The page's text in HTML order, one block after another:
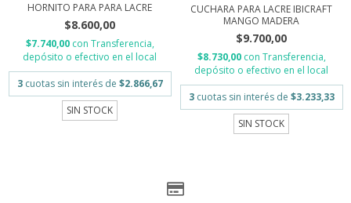
HORNITO PARA PARA LACRE
$8.600,00
$7.740,00 con Transferencia,
depósito o efectivo en el local
3 cuotas sin interés de $2.866,67
SIN STOCK
CUCHARA PARA LACRE IBICRAFT
MANGO MADERA
$9.700,00
$8.730,00 con Transferencia,
depósito o efectivo en el local
3 cuotas sin interés de $3.233,33
SIN STOCK